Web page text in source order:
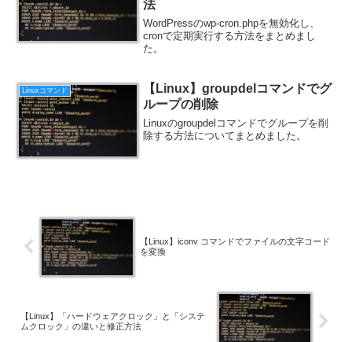
法
WordPressのwp-cron.phpを無効化し、
cronで定期実行する方法をまとめまし
た。
Linuxコマンド
【Linux】groupdelコマンドでグ
ループの削除
Linuxのgroupdelコマンドでグループを削
除する方法についてまとめました。
【Linux】iconv コマンドでファイルの文字コード
を変換
【Linux】「ハードウェアクロック」と「システ
ムクロック」の違いと修正方法